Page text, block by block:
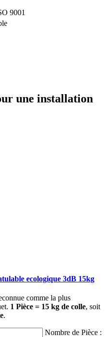
9001
une installation
ecologique 3dB 15kg
comme la plus
1 Pièce = 15 kg de colle, soit
.
Nombre de Pièce :